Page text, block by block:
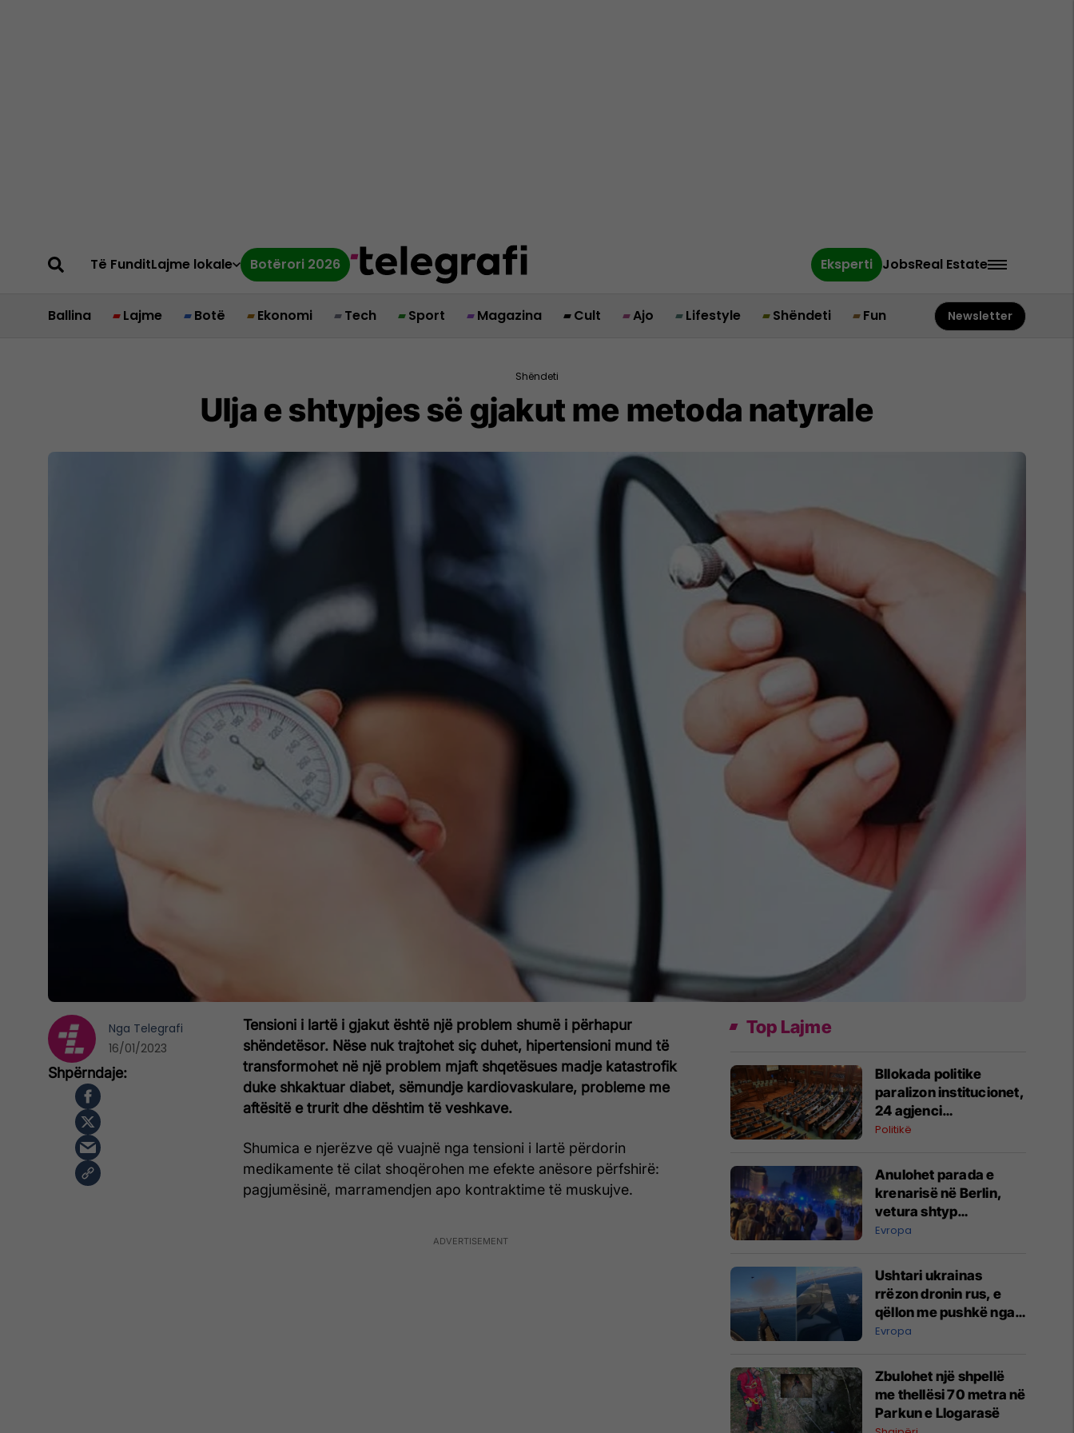
Të FunditLajme lokale Botërori 2026 Eksperti JobsReal Estate
Ballina Lajme Botë Ekonomi Tech Sport Magazina Cult Ajo Lifestyle Shëndeti Fun Newsletter
Shëndeti
Ulja e shtypjes së gjakut me metoda natyrale
Tensioni i lartë i gjakut është një problem shumë i përhapur
shëndetësor. Nëse nuk trajtohet siç duhet, hipertensioni mund të
transformohet në një problem mjaft shqetësues madje katastrofik
duke shkaktuar diabet, sëmundje kardiovaskulare, probleme me
aftësitë e trurit dhe dështim të veshkave.
Shumica e njerëzve që vuajnë nga tensioni i lartë përdorin
medikamente të cilat shoqërohen me efekte anësore përfshirë:
pagjumësinë, marramendjen apo kontraktime të muskujve.
Nga Telegrafi
16/01/2023
Top Lajme
Bllokada politike
paralizon institucionet,
24 agjenci
funksionojnë me
ose jo të plota
Politikë
Anulohet parada e
krenarisë në Berlin,
vetura shtyp
pjesëmarrësit –
lënduar
Evropa
Ushtari ukrainas
rrëzon dronin rus, e
qëllon me pushkë nga
kabina e aeroplanit
Evropa
Zbulohet një shpellë
me thellësi 70 metra në
Parkun e Llogarasë